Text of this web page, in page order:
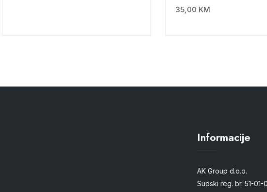
35,00 KM
Informacije
AK Group d.o.o.
Sudski reg. br. 51-01-